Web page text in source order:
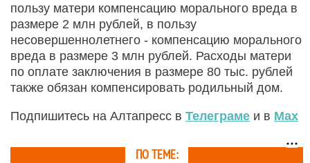
пользу матери компенсацию морального вреда в
размере 2 млн рублей, в пользу
несовершеннолетнего - компенсацию морального
вреда в размере 3 млн рублей. Расходы матери
по оплате заключения в размере 80 тыс. рублей
также обязан компенсировать родильный дом.
Подпишитесь на Алтапресс в Телеграме и в Max
ПО ТЕМЕ: